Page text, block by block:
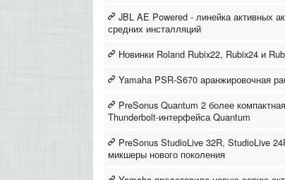
JBL AE Powered - линейка активных
средних инсталляций
Новинки Roland Rubix22, Rubix24 и
Yamaha PSR-S670 аранжировочная
PreSonus Quantum 2 более
Thunderbolt-интерфейса Quantum
PreSonus StudioLive 32R, StudioLive
микшеры нового поколения